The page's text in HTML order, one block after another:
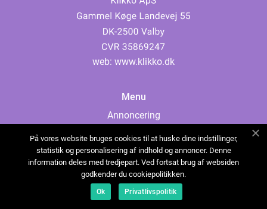
web: www.klikko.dk
Menu
Annoncering
Cookies
Kontakt os
Sitemap
På vores website bruges cookies til at huske dine indstillinger,
statistik og personalisering af indhold og annoncer. Denne
information deles med tredjepart. Ved fortsat brug af websiden
godkender du cookiepolitikken.
Ok Privatlivspolitik